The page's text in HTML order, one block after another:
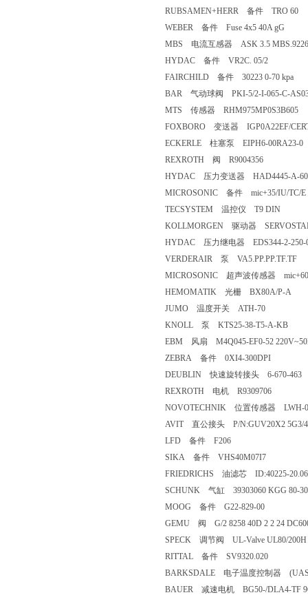
RUBSAMEN+HERR 备件 TRO 60
WEBER 备件 Fuse 4x5 40A gG
MBS 电流互感器 ASK 3.5
HYDAC 备件 VR2C. 05/2
FAIRCHILD 备件 30223 0-70 kpa
BAR 气动球阀 PKI-5/2-I-065-C-
MTS 传感器 RHM975MP0S3B605
FOXBORO 变送器 IGP0A22EF/
ECKERLE 柱塞泵 EIPH6-00RA23-
REXROTH 阀 R9004356
HYDAC 压力变送器 HAD4445-A-
MICROSONIC 备件 mic+35/IU/
TECSYSTEM 温控仪 T9 DIN
KOLLMORGEN 驱动器
HYDAC 压力继电器 EDS344-2-
VERDERAIR 泵 VA5.PP.PP.TF.TF
MICROSONIC 超声波传感器
HEMOMATIK 光栅 BX80A/P-A
JUMO 温度开关 ATH-70
KNOLL 泵 KTS25-38-T5-A-KB
EBM 风扇 M4Q045-EF0-52
ZEBRA 备件 0XI4-300DPI
DEUBLIN 快速旋转接头 6-670-
REXROTH 电机 R9309706
NOVOTECHNIK 位置传感器 LWH-
AVIT 直公接头 P/N:GUV20X2
LFD 备件 F206
SIKA 备件 VHS40M07I7
FRIEDRICHS 油滤芯 ID:40225-
SCHUNK 气缸 39303060 KGG 80-
MOOG 备件 G22-829-00
GEMU 阀 G/2 8258 40D 2 2 24
SPECK 调节阀 UL-Valve UL80/
RITTAL 备件 SV9320.020
BARKSDALE 电子温度控制器
BAUER 减速电机 BG50-/DLA4-TF